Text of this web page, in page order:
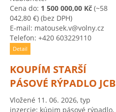
Cena do: 1 500 000,00 Kč (~58
042,80 €) (bez DPH)
E-mail: matousek.v@volny.cz
Telefon: +420 603229110
Detail
KOUPÍM STARŠÍ
PÁSOVÉ RÝPADLO JCB
Vložené 11. 06. 2026, typ
inzercie: kúpim pásové rýpadlo,